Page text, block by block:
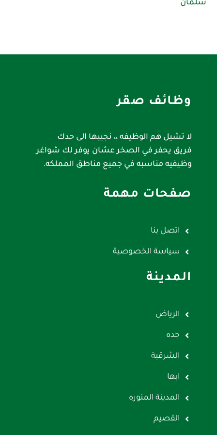
سلمان
وظائف صقر
لا تشيل هم الوظيفه ،، نجيبها الى حدك
فريق يحفر في الصخر عشان يوفر لك شواغر
وظيفيه مناسبه في جميع مناطق المملكه.
صفحات مهمة
اتصل بنا
سياسة الخصوصية
المدينة
الرياض
جده
الشرقية
ابها
المدينة المنوره
القصيم